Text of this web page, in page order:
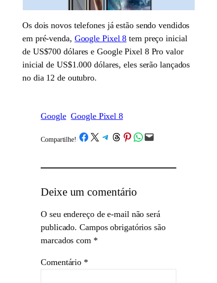
Os dois novos telefones já estão sendo vendidos
em pré-venda, Google Pixel 8 tem preço inicial
de US$700 dólares e Google Pixel 8 Pro valor
inicial de US$1.000 dólares, eles serão lançados
no dia 12 de outubro.
Google Google Pixel 8
Compartilhe! /Share on Facebook
Share on X Share on Telegram
Share on Threads
Share on Pinterest
Share on WhatsApp
Email this Page
Deixe um comentário
O seu endereço de e-mail não será
publicado. Campos obrigatórios são
marcados com *
Comentário *